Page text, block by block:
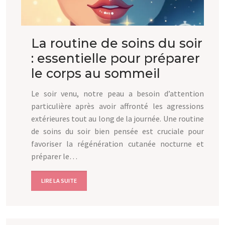
La routine de soins du soir
: essentielle pour préparer
le corps au sommeil
Le soir venu, notre peau a besoin d’attention
particulière après avoir affronté les agressions
extérieures tout au long de la journée. Une routine
de soins du soir bien pensée est cruciale pour
favoriser la régénération cutanée nocturne et
préparer le…
LIRE LA SUITE